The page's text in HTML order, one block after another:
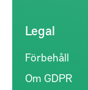
Legal
Förbehåll
Om GDPR